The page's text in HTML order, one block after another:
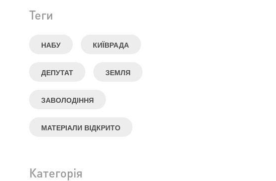
Теги
НАБУ КИЇВРАДА
ДЕПУТАТ ЗЕМЛЯ
ЗАВОЛОДІННЯ
МАТЕРІАЛИ ВІДКРИТО
Категорія